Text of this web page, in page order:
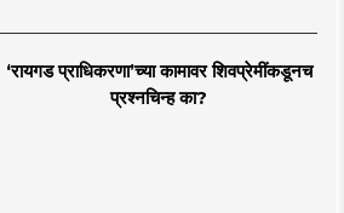
‘रायगड प्राधिकरणा’च्या कामावर शिवप्रेमींकडूनच
प्रश्नचिन्ह का?